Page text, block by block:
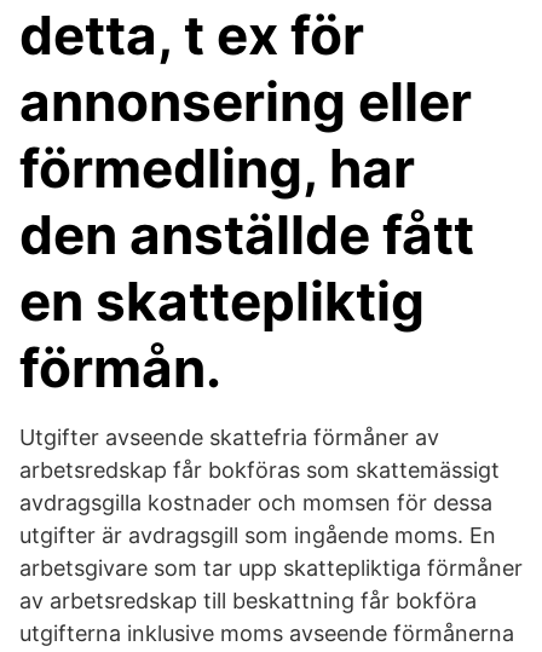
detta, t ex för
annonsering eller
förmedling, har
den anställde fått
en skattepliktig
förmån.
Utgifter avseende skattefria förmåner av
arbetsredskap får bokföras som skattemässigt
avdragsgilla kostnader och momsen för dessa
utgifter är avdragsgill som ingående moms. En
arbetsgivare som tar upp skattepliktiga förmåner
av arbetsredskap till beskattning får bokföra
utgifterna inklusive moms avseende förmånerna